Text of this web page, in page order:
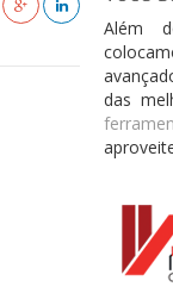
Além
das